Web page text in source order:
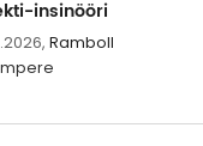
insinööri
Ramboll